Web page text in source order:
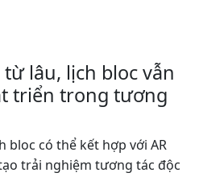
lâu, lịch bloc vẫn
triển trong tương
bloc có thể kết hợp với AR
trải nghiệm tương tác độc